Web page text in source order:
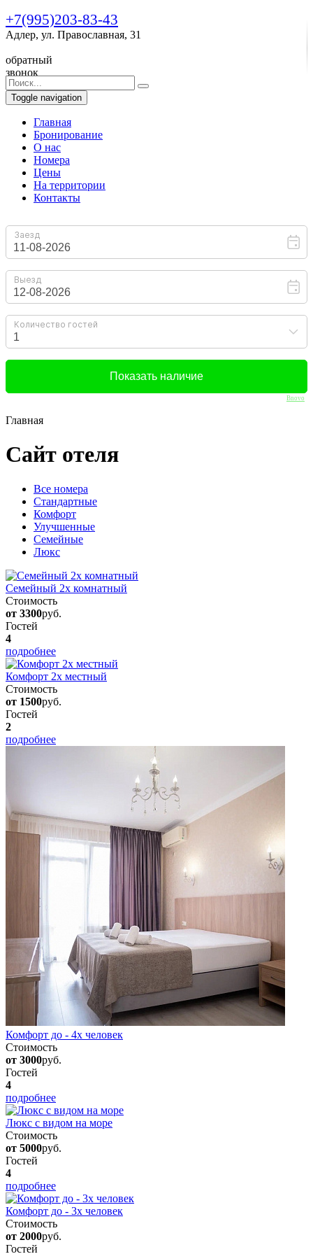
+7(995)203-83-43
Адлер, ул. Православная, 31
обратный
звонок
Toggle navigation
Главная
Бронирование
O нас
Номера
Цены
На территории
Контакты
Bnovo
Главная
Сайт отеля
Вcе номера
Стандартные
Комфорт
Улучшенные
Семейные
Люкс
Семейный 2х комнатный
Стоимость
от 3300руб.
Гостей
4
подробнее
Комфорт 2х местный
Стоимость
от 1500руб.
Гостей
2
подробнее
Комфорт до - 4х человек
Стоимость
от 3000руб.
Гостей
4
подробнее
Люкс с видом на море
Стоимость
от 5000руб.
Гостей
4
подробнее
Комфорт до - 3х человек
Стоимость
от 2000руб.
Гостей